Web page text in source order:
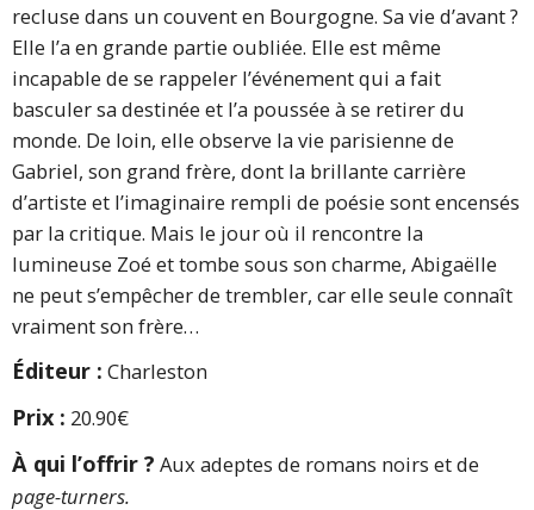
recluse dans un couvent en Bourgogne. Sa vie d’avant ?
Elle l’a en grande partie oubliée. Elle est même
incapable de se rappeler l’événement qui a fait
basculer sa destinée et l’a poussée à se retirer du
monde. De loin, elle observe la vie parisienne de
Gabriel, son grand frère, dont la brillante carrière
d’artiste et l’imaginaire rempli de poésie sont encensés
par la critique. Mais le jour où il rencontre la
lumineuse Zoé et tombe sous son charme, Abigaëlle
ne peut s’empêcher de trembler, car elle seule connaît
vraiment son frère…
Éditeur : Charleston
Prix : 20.90€
À qui l’offrir ? Aux adeptes de romans noirs et de
page-turners.